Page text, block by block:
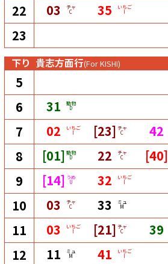
22 03 チャ
C 35 いちご
I
23
下り 貴志方面行(For KISHI)
5
6
31 動物
D
7 02 いちご
I [23] チャ
C 42
8 [01] 動物
D 22 チャ
C [40]
9 [14] うめ
U 32 いちご
I
10 03 チャ
C 33 ミュ
M
11 03 いちご
I [21] チャ
C 39
12 11 ミュ
M 41 いちご
I